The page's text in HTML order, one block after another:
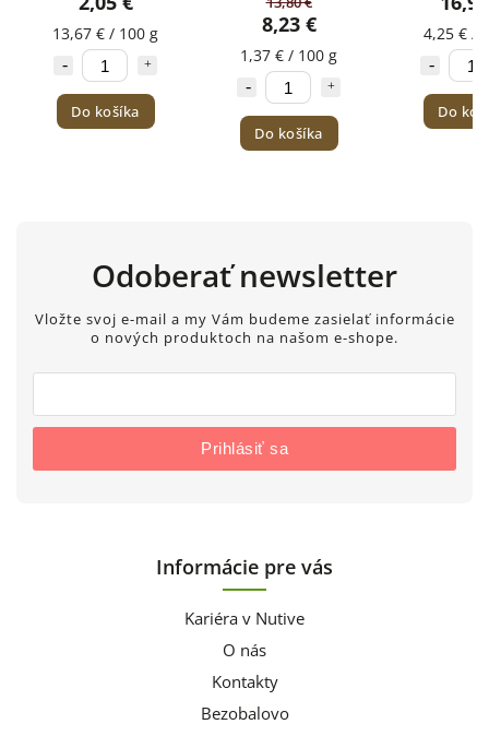
€ / 100 g
1,37 € / 100 g
čokoláde - Tubus 400g
4,25 € / 100 g
Odoberať newsletter
Vložte svoj e-mail a my Vám budeme zasielať informácie
o nových produktoch na našom e-shope.
Prihlásiť sa
Informácie pre vás
Kariéra v Nutive
O nás
Kontakty
Bezobalovo